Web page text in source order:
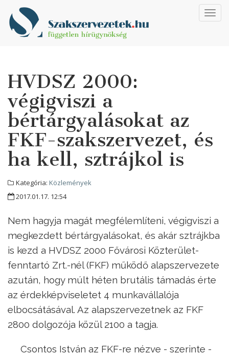
HVDSZ 2000:
végigviszi a
bértárgyalásokat az
FKF-szakszervezet, és
ha kell, sztrájkol is
Kategória: Közlemények
2017.01.17. 12:54
Nem hagyja magát megfélemlíteni, végigviszi a
megkezdett bértárgyalásokat, és akár sztrájkba
is kezd a HVDSZ 2000 Fővárosi Közterület-
fenntartó Zrt.-nél (FKF) működő alapszervezete
azután, hogy múlt héten brutális támadás érte
az érdekképviseletet 4 munkavállalója
elbocsátásával. Az alapszervezetnek az FKF
2800 dolgozója közül 2100 a tagja.
Csontos István az FKF-re nézve - szerinte -